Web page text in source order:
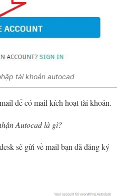
tài khoản autocad
để có mail kích hoạt tài khoản.
Autocad là gì?
sẽ gửi về mail bạn đã đăng ký